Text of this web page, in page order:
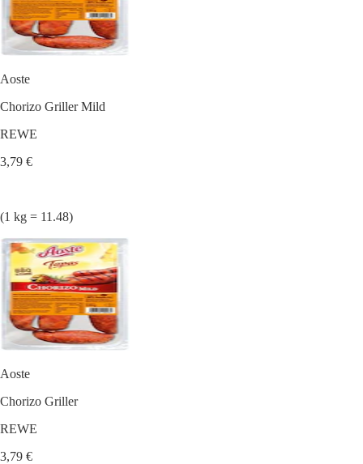
Aoste
Chorizo Griller Mild
REWE
3,79 €
(1 kg = 11.48)
Aoste
Chorizo Griller
REWE
3,79 €